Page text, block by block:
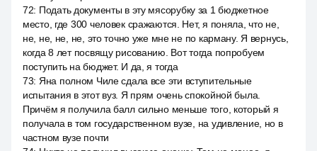
72: Подать документы в эту мясорубку за 1 бюджетное
место, где 300 человек сражаются. Нет, я поняла, что не,
не, не, не, не, это точно уже мне не по карману. Я вернусь,
когда 8 лет посвящу рисованию. Вот тогда попробуем
поступить на бюджет. И да, я тогда
73: Яна полном Чиле сдала все эти вступительные
испытания в этот вуз. Я прям очень спокойной была.
Причём я получила балл сильно меньше того, который я
получала в том государственном вузе, на удивление, но в
частном вузе почти